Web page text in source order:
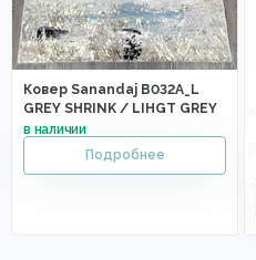
Ковер Sanandaj B032A_L
GREY SHRINK / LIHGT GREY